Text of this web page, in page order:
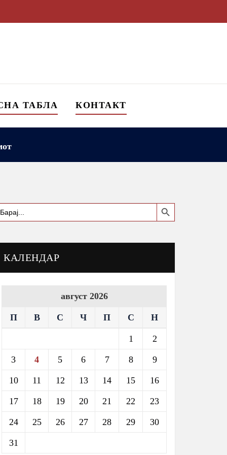
ТАБЛА КОНТАКТ
Search Button
КАЛЕНДАР
август 2026
П В С Ч П С Н
1 2
3 4 5 6 7 8 9
10 11 12 13 14 15 16
17 18 19 20 21 22 23
24 25 26 27 28 29 30
31